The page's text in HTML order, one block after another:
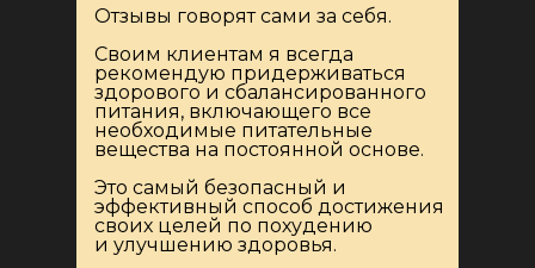
Отзывы говорят сами за себя.
Своим клиентам я всегда
рекомендую придерживаться
здорового и сбалансированного
питания, включающего все
необходимые питательные
вещества на постоянной основе.
Это самый безопасный и
эффективный способ достижения
своих целей по похудению
и улучшению здоровья.